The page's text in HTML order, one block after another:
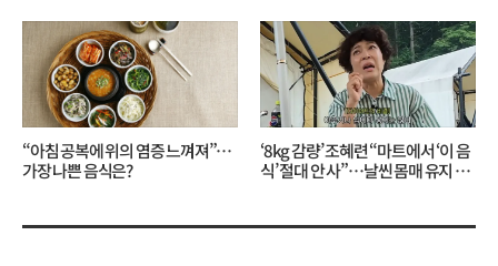
“아침 공복에 위의 염증 느껴져”…
가장 나쁜 음식은?
‘8kg 감량’ 조혜련 “마트에서 ‘이 음
식’ 절대 안 사”…날씬 몸매 유지 비